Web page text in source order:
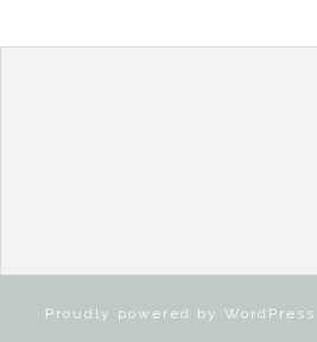
Proudly powered by WordPress